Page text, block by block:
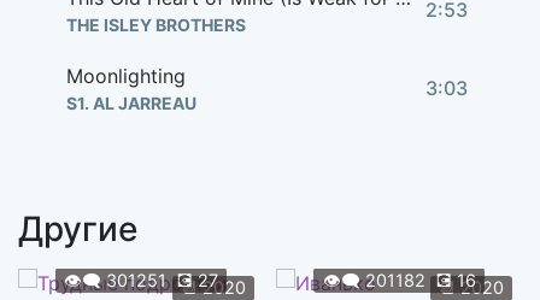
THE ISLEY BROTHERS
2:53
Moonlighting
S1. AL JARREAU
3:03
The love boat
Другие
📆2020
👁️‍🗨️301251 💽27 📆 2020
👁️‍🗨️201182 💽16